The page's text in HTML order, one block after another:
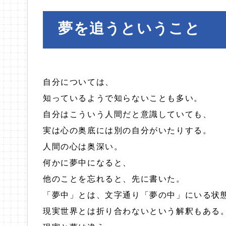
夢を追うということ
自分については、
知っているようで知らないことも多い。
自分はこういう人間だと意識していても、
実は心の奥底には別の自分がいたりする。
人間の心は奥深い。
何かに夢中になると、
他のことを忘れると、先に書いた。
「夢中」とは、文字通り「夢の中」にいる状
現実世界とは折り合わないという解釈もある。